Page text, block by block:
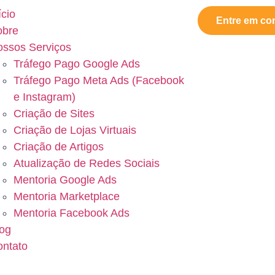
Serviços
Tráfego Pago Google Ads
Tráfego Pago Meta Ads (Facebook
e Instagram)
Criação de Sites
Criação de Lojas Virtuais
Criação de Artigos
Atualização de Redes Sociais
Mentoria Google Ads
Mentoria Marketplace
Mentoria Facebook Ads
Entre em